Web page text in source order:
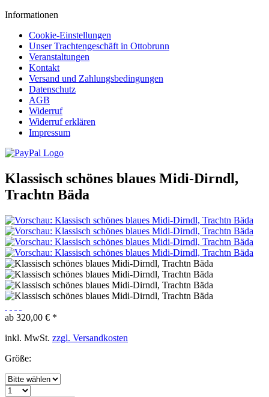
Informationen
Cookie-Einstellungen
Unser Trachtengeschäft in Ottobrunn
Veranstaltungen
Kontakt
Versand und Zahlungsbedingungen
Datenschutz
AGB
Widerruf
Widerruf erklären
Impressum
Klassisch schönes blaues Midi-Dirndl,
Trachtn Bäda
ab 320,00 € *
inkl. MwSt. zzgl. Versandkosten
Größe: